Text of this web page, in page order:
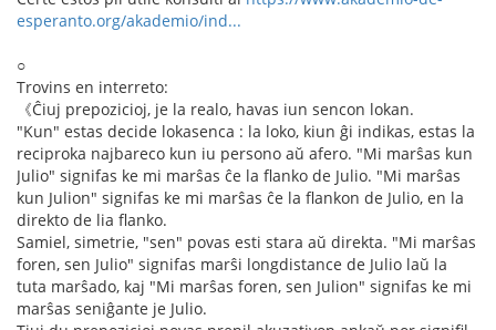
esperanto.org/akademio/ind...
○
Trovins en interreto:
《Ĉiuj prepozicioj, je la realo, havas iun sencon lokan.
"Kun" estas decide lokasenca : la loko, kiun ĝi indikas, estas la
reciproka najbareco kun iu persono aŭ afero. "Mi marŝas kun
Julio" signifas ke mi marŝas ĉe la flanko de Julio. "Mi marŝas
kun Julion" signifas ke mi marŝas ĉe la flankon de Julio, en la
direkto de lia flanko.
Samiel, simetrie, "sen" povas esti stara aŭ direkta. "Mi marŝas
foren, sen Julio" signifas marŝi longdistance de Julio laŭ la
tuta marŝado, kaj "Mi marŝas foren, sen Julion" signifas ke mi
marŝas seniĝante je Julio.